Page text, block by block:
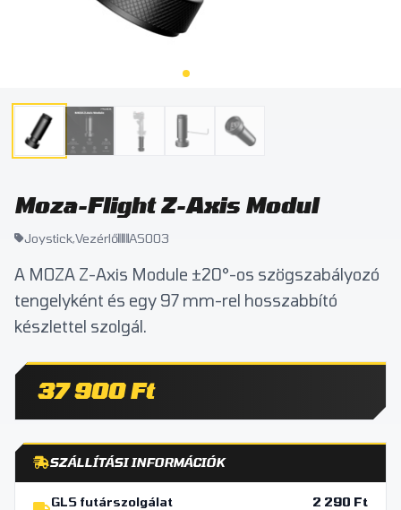
Moza-Flight Z-Axis Modul
Joystick,Vezérlő AS003
A MOZA Z-Axis Module ±20°-os szögszabályozó
tengelyként és egy 97 mm-rel hosszabbító
készlettel szolgál.
37 900 Ft
SZÁLLÍTÁSI INFORMÁCIÓK
GLS futárszolgálat 2 290 Ft